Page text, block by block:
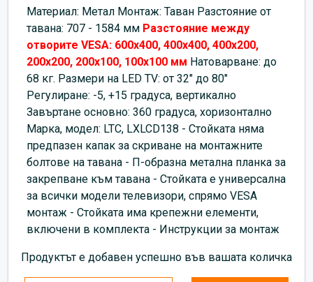
Материал: Метал Монтаж: Таван Разстояние от
тавана: 707 - 1584 мм Разстояние между
отворите VESA: 600х400, 400х400, 400x200,
200x200, 200x100, 100x100 мм Натоварване: до
68 кг. Размери на LED TV: от 32" до 80"
Регулиране: -5, +15 градуса, вертикално
Завъртане основно: 360 градуса, хоризонтално
Марка, модел: LTC, LXLCD138 - Стойката няма
предпазен капак за скриване на монтажните
болтове на тавана - П-образна метална планка за
закрепване към тавана - Стойката е универсална
за всички модели телевизори, спрямо VESA
монтаж - Стойката има крепежни елементи,
включени в комплекта - Инструкции за монтаж
Продуктът е добавен успешно във вашата количка